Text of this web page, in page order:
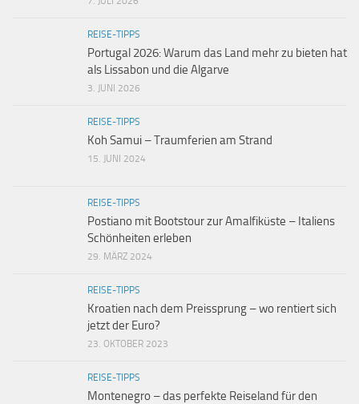
REISE-TIPPS
Portugal 2026: Warum das Land mehr zu bieten hat
als Lissabon und die Algarve
3. JUNI 2026
REISE-TIPPS
Koh Samui – Traumferien am Strand
15. JUNI 2024
REISE-TIPPS
Postiano mit Bootstour zur Amalfiküste – Italiens
Schönheiten erleben
29. MÄRZ 2024
REISE-TIPPS
Kroatien nach dem Preissprung – wo rentiert sich
jetzt der Euro?
23. OKTOBER 2023
REISE-TIPPS
Montenegro – das perfekte Reiseland für den